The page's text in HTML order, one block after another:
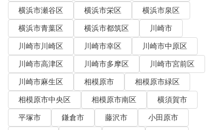
横浜市瀬谷区
横浜市栄区
横浜市泉区
横浜市青葉区
横浜市都筑区
川崎市
川崎市川崎区
川崎市幸区
川崎市中原区
川崎市高津区
川崎市多摩区
川崎市宮前区
川崎市麻生区
相模原市
相模原市緑区
相模原市中央区
相模原市南区
横須賀市
平塚市
鎌倉市 藤沢市
小田原市